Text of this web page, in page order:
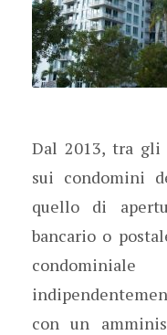
Dal 2013, tra gli
sui condomini
quello di
bancario o
con un